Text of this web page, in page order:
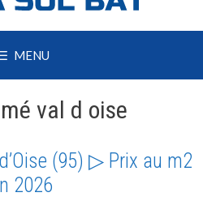
MENU
val d oise
(95) ▷ Prix au m2
2026